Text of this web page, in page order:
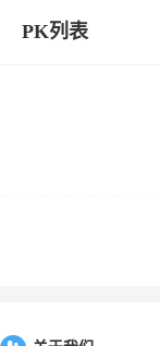
PK列表